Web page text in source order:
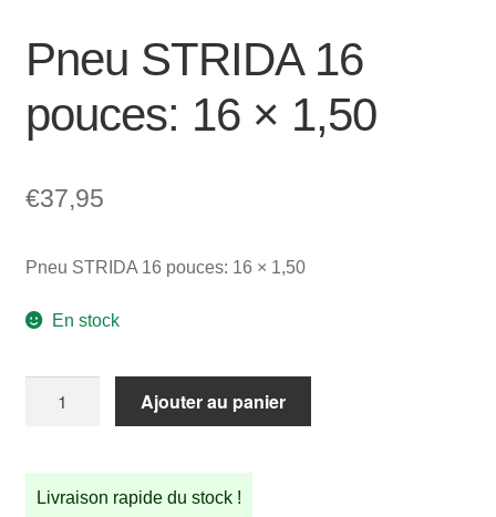
Pneu STRIDA 16
pouces: 16 × 1,50
€37,95
Pneu STRIDA 16 pouces: 16 × 1,50
En stock
STRIDA
16
Ajouter au panier
Livraison rapide du stock !